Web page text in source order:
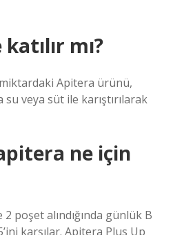
mı?
Apitera ürünü,
su veya süt ile karıştırılarak
ne için
poşet alındığında günlük B
karşılar. Apitera Plus Up